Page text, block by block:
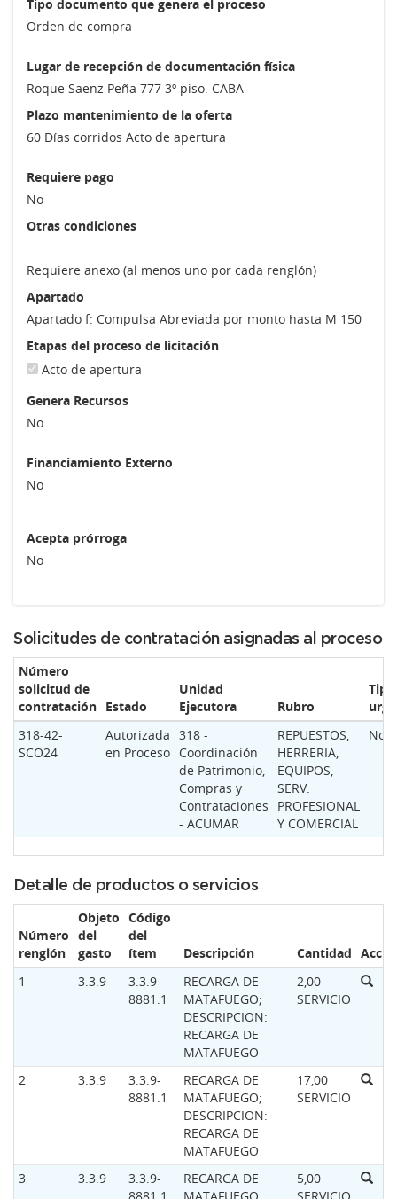
Tipo documento que genera el proceso
Orden de compra
Lugar de recepción de documentación física
Roque Saenz Peña 777 3º piso. CABA
Plazo mantenimiento de la oferta
60 Días corridos Acto de apertura
Requiere pago
No
Otras condiciones
Requiere anexo (al menos uno por cada renglón)
Apartado
Apartado f: Compulsa Abreviada por monto hasta M 150
Etapas del proceso de licitación
Acto de apertura
Genera Recursos
No
Financiamiento Externo
No
Acepta prórroga
No
Solicitudes de contratación asignadas al proceso
Número
solicitud de
contratación Estado
Unidad
Ejecutora
Rubro
318-42-
SCO24
Autorizada
en Proceso
318 -
Coordinación
de Patrimonio,
Compras y
Contrataciones
- ACUMAR
REPUESTOS,
HERRERIA,
EQUIPOS,
SERV.
PROFESIONAL
Y COMERCIAL
Detalle de productos o servicios
Número
renglón
Objeto
del
gasto
Código
del
ítem
Descripción Cantidad
1
3.3.9
3.3.9-
8881.1
RECARGA DE
MATAFUEGO;
DESCRIPCION:
RECARGA DE
MATAFUEGO
2,00
SERVICIO
2 3.3.9
3.3.9-
8881.1
RECARGA DE
MATAFUEGO;
DESCRIPCION:
RECARGA DE
MATAFUEGO
17,00
SERVICIO
3 3.3.9
3.3.9-
RECARGA DE
5,00